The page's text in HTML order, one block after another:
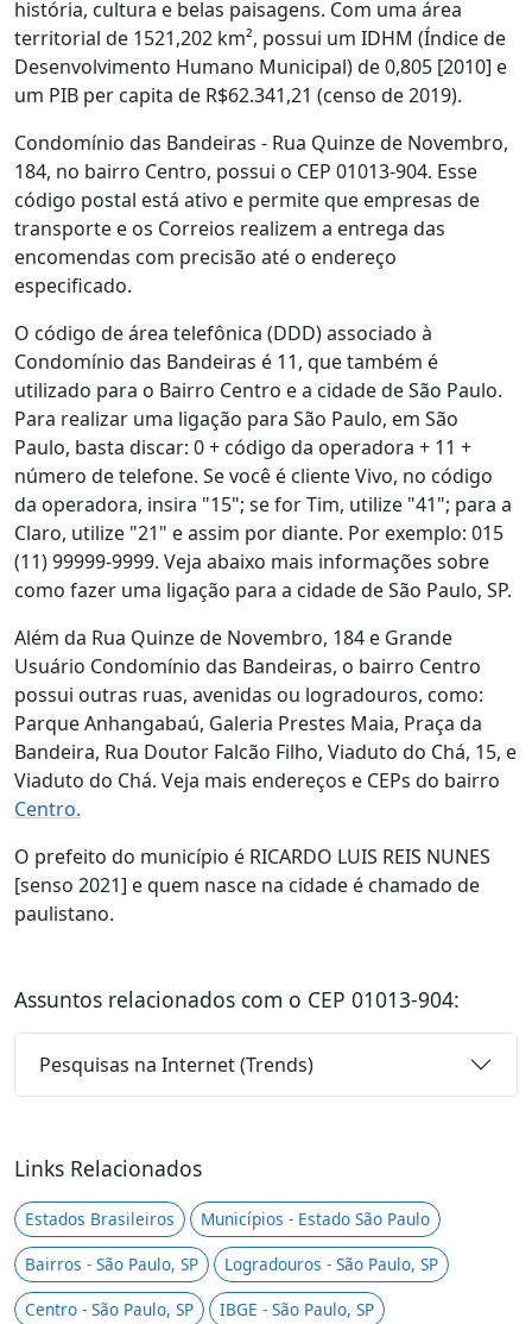
história, cultura e belas paisagens. Com uma área
territorial de 1521,202 km², possui um IDHM (Índice de
Desenvolvimento Humano Municipal) de 0,805 [2010] e
um PIB per capita de R$62.341,21 (censo de 2019).
Condomínio das Bandeiras - Rua Quinze de Novembro,
184, no bairro Centro, possui o CEP 01013-904. Esse
código postal está ativo e permite que empresas de
transporte e os Correios realizem a entrega das
encomendas com precisão até o endereço
especificado.
O código de área telefônica (DDD) associado à
Condomínio das Bandeiras é 11, que também é
utilizado para o Bairro Centro e a cidade de São Paulo.
Para realizar uma ligação para São Paulo, em São
Paulo, basta discar: 0 + código da operadora + 11 +
número de telefone. Se você é cliente Vivo, no código
da operadora, insira "15"; se for Tim, utilize "41"; para a
Claro, utilize "21" e assim por diante. Por exemplo: 015
(11) 99999-9999. Veja abaixo mais informações sobre
como fazer uma ligação para a cidade de São Paulo, SP.
Além da Rua Quinze de Novembro, 184 e Grande
Usuário Condomínio das Bandeiras, o bairro Centro
possui outras ruas, avenidas ou logradouros, como:
Parque Anhangabaú, Galeria Prestes Maia, Praça da
Bandeira, Rua Doutor Falcão Filho, Viaduto do Chá, 15, e
Viaduto do Chá. Veja mais endereços e CEPs do bairro
Centro.
O prefeito do município é RICARDO LUIS REIS NUNES
[senso 2021] e quem nasce na cidade é chamado de
paulistano.
Assuntos relacionados com o CEP 01013-904:
Pesquisas na Internet (Trends)
Links Relacionados
Estados Brasileiros
Municípios - Estado São Paulo
Bairros - São Paulo, SP
Logradouros - São Paulo, SP
Centro - São Paulo, SP
IBGE - São Paulo, SP